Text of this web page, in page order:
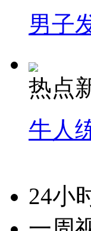
男子
热点
牛人
24小